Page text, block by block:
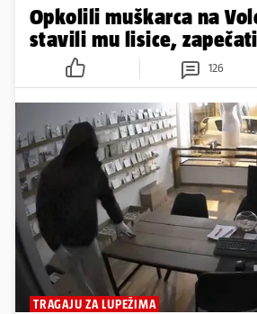
Opkolili muškarca na
stavili mu lisice,
126
TRAGAJU ZA LUPEŽIMA